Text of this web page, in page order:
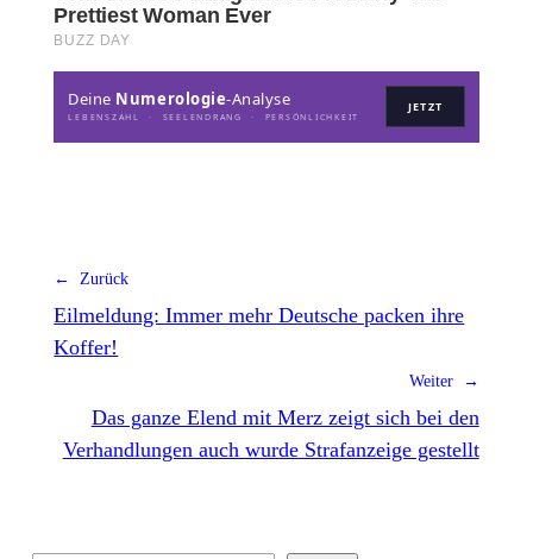
Deine Numerologie-Analyse
LEBENSZAHL · SEELENDRANG · PERSÖNLICHKEIT
JETZT
← Zurück
Eilmeldung: Immer mehr Deutsche packen ihre
Koffer!
Weiter →
Das ganze Elend mit Merz zeigt sich bei den
Verhandlungen auch wurde Strafanzeige gestellt